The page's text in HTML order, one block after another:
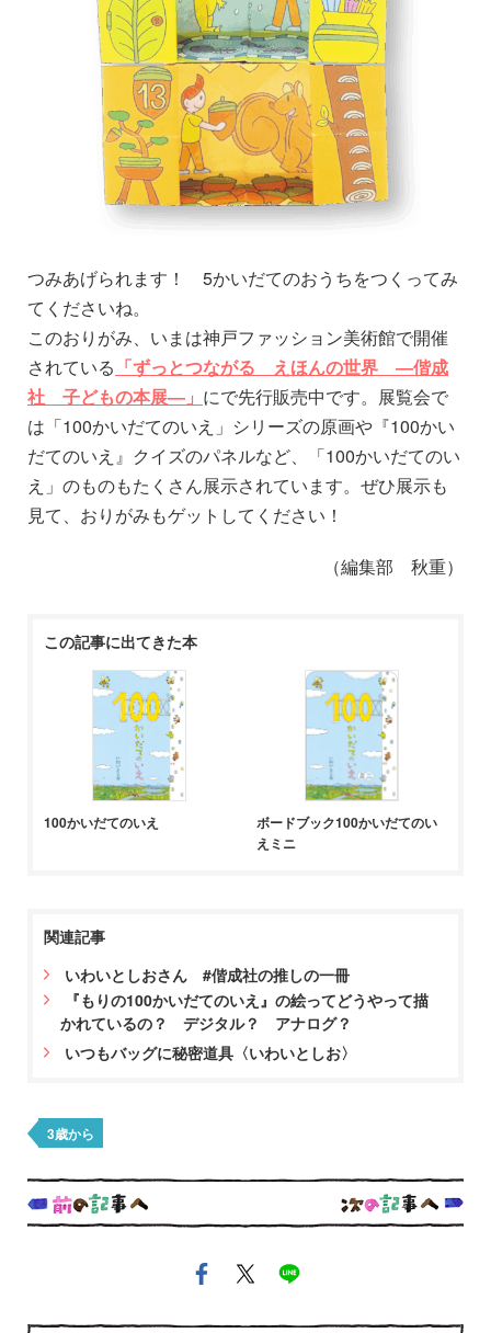
つみあげられます！ 5かいだてのおうちをつくってみ
てくださいね。
このおりがみ、いまは神戸ファッション美術館で開催
されている 「ずっとつながる えほんの世界 ―偕成
社 子どもの本展―」 にで先行販売中です。展覧会で
は「100かいだてのいえ」シリーズの原画や『100かい
だてのいえ』クイズのパネルなど、「100かいだてのい
え」のものもたくさん展示されています。ぜひ展示も
見て、おりがみもゲットしてください！
（編集部 秋重）
この記事に出てきた本
100かいだてのいえ
ボードブック100かいだてのい
えミニ
関連記事
いわいとしおさん #偕成社の推しの一冊
『もりの100かいだてのいえ』の絵ってどうやって描
かれているの？ デジタル？ アナログ？
いつもバッグに秘密道具〈いわいとしお〉
3歳から